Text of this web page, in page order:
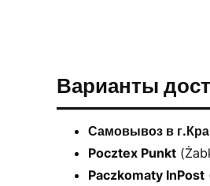
Варианты
Самовывоз в
Pocztex Punkt
Paczkomaty InPost